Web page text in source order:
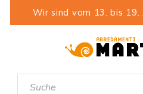
Wir sind vom 13. bis